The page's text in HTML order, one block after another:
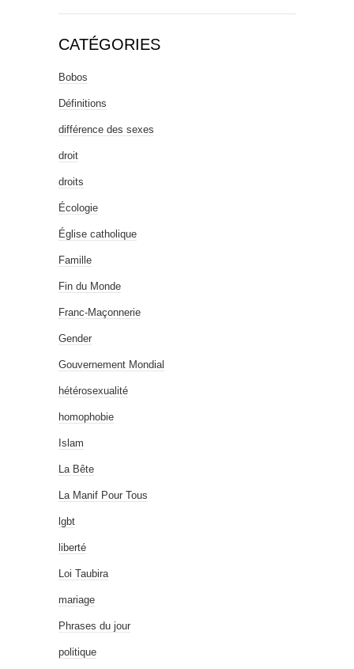
CATÉGORIES
Bobos
Définitions
différence des sexes
droit
droits
Écologie
Église catholique
Famille
Fin du Monde
Franc-Maçonnerie
Gender
Gouvernement Mondial
hétérosexualité
homophobie
Islam
La Bête
La Manif Pour Tous
lgbt
liberté
Loi Taubira
mariage
Phrases du jour
politique